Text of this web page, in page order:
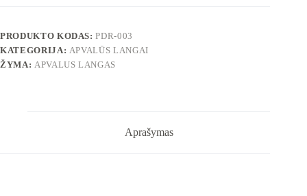
PRODUKTO KODAS:PDR-003
KATEGORIJA: APVALŪS LANGAI
ŽYMA: APVALUS LANGAS
Aprašymas